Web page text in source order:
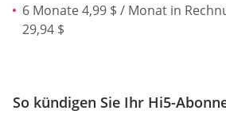
6 Monate 4,99 $ / Monat in
29,94 $
So kündigen Sie Ihr Hi5-